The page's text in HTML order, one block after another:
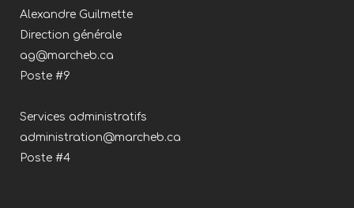
Alexandre Guilmette
Direction générale
ag@marcheb.ca
Poste #9
Services administratifs
administration@marcheb.ca
Poste #4